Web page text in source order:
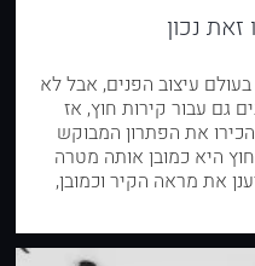
נכון
עיצוב הפנים, אבל לא
גם עבור קירות חוץ, אז
את הפתרון המבוקש
היא כמובן אותה מטרה
את מראה הקיר וכמובן,